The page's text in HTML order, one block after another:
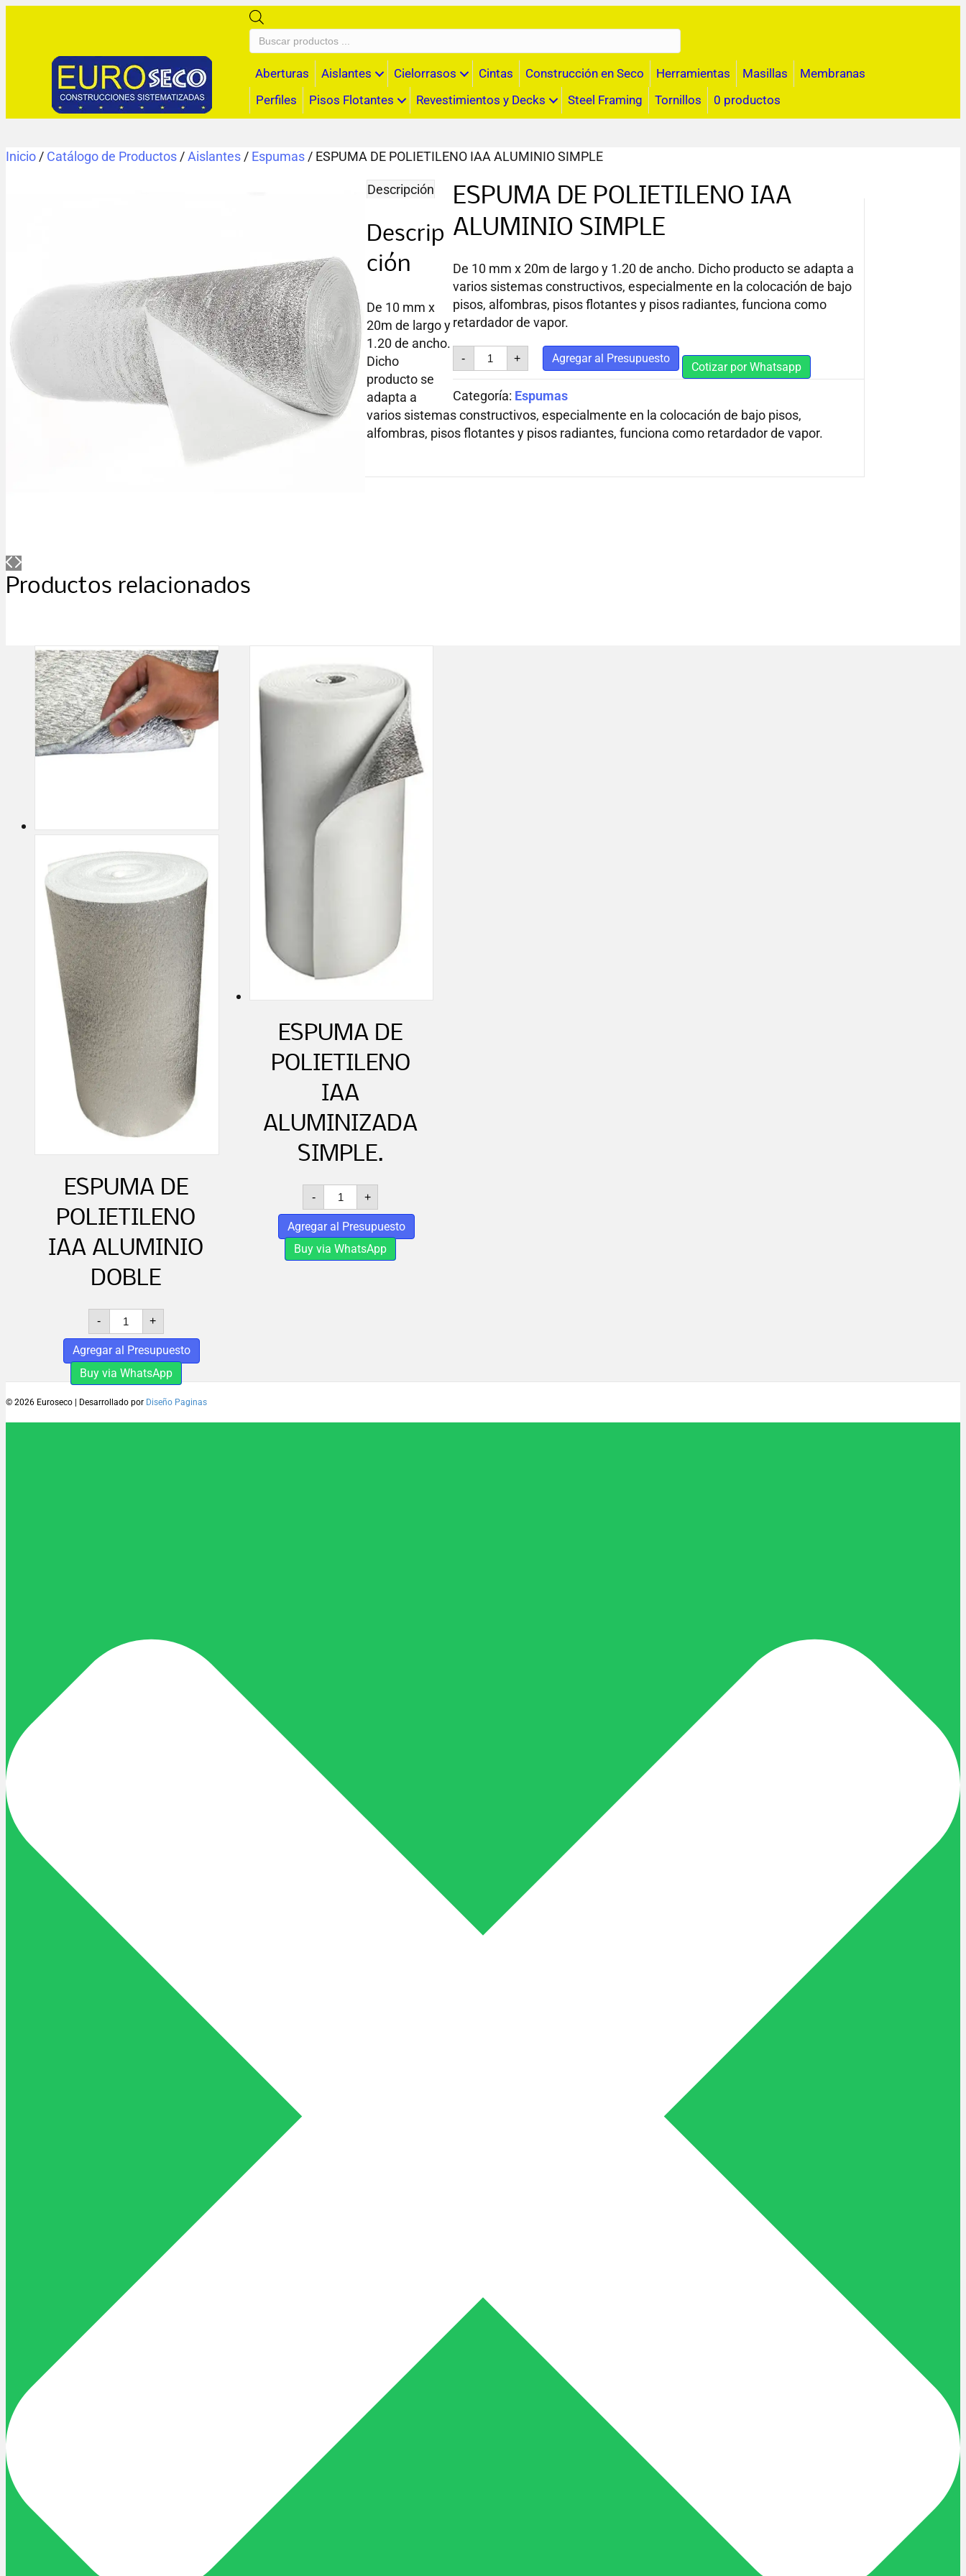
de
productos
Aberturas Aislantes Cielorrasos Cintas Construcción en Seco Herramientas Masillas
Membranas
Perfiles
Pisos Flotantes Revestimientos y Decks Steel Framing Tornillos 0 productos
Inicio/ Catálogo de Productos/Aislantes/ Espumas/ ESPUMA DE POLIETILENO IAA ALUMINIO SIMPLE
ESPUMA DE POLIETILENO IAA
ALUMINIO SIMPLE
De 10 mm x 20m de largo y 1.20 de ancho. Dicho producto se adapta a
varios sistemas constructivos, especialmente en la colocación de bajo
pisos, alfombras, pisos flotantes y pisos radiantes, funciona como
retardador de vapor.
-
ESPUMA
DE
POLIETILENO
IAA
ALUMINIO
SIMPLE
cantidad
+ Agregar al Presupuesto
Cotizar por Whatsapp
Categoría: Espumas
Descripción
Descrip
ción
De 10 mm x
20m de largo y
1.20 de ancho.
Dicho
producto se
adapta a
varios sistemas constructivos, especialmente en la colocación de bajo pisos,
alfombras, pisos flotantes y pisos radiantes, funciona como retardador de vapor.
Productos relacionados
ESPUMA DE
POLIETILENO
IAA ALUMINIO
DOBLE
-
ESPUMA
DE
POLIETILENO
IAA
ALUMINIO
DOBLE
+
Agregar al Presupuesto
Buy via WhatsApp
ESPUMA DE
POLIETILENO
IAA
ALUMINIZADA
SIMPLE.
-
ESPUMA
DE
POLIETILENO
IAA
ALUMINIZADA
SIMPLE.
+
Agregar al Presupuesto
Buy via WhatsApp
© 2026 Euroseco | Desarrollado por Diseño Paginas